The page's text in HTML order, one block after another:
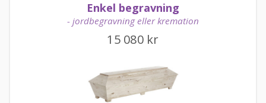
Enkel begravning
- jordbegravning eller kremation
15 080 kr